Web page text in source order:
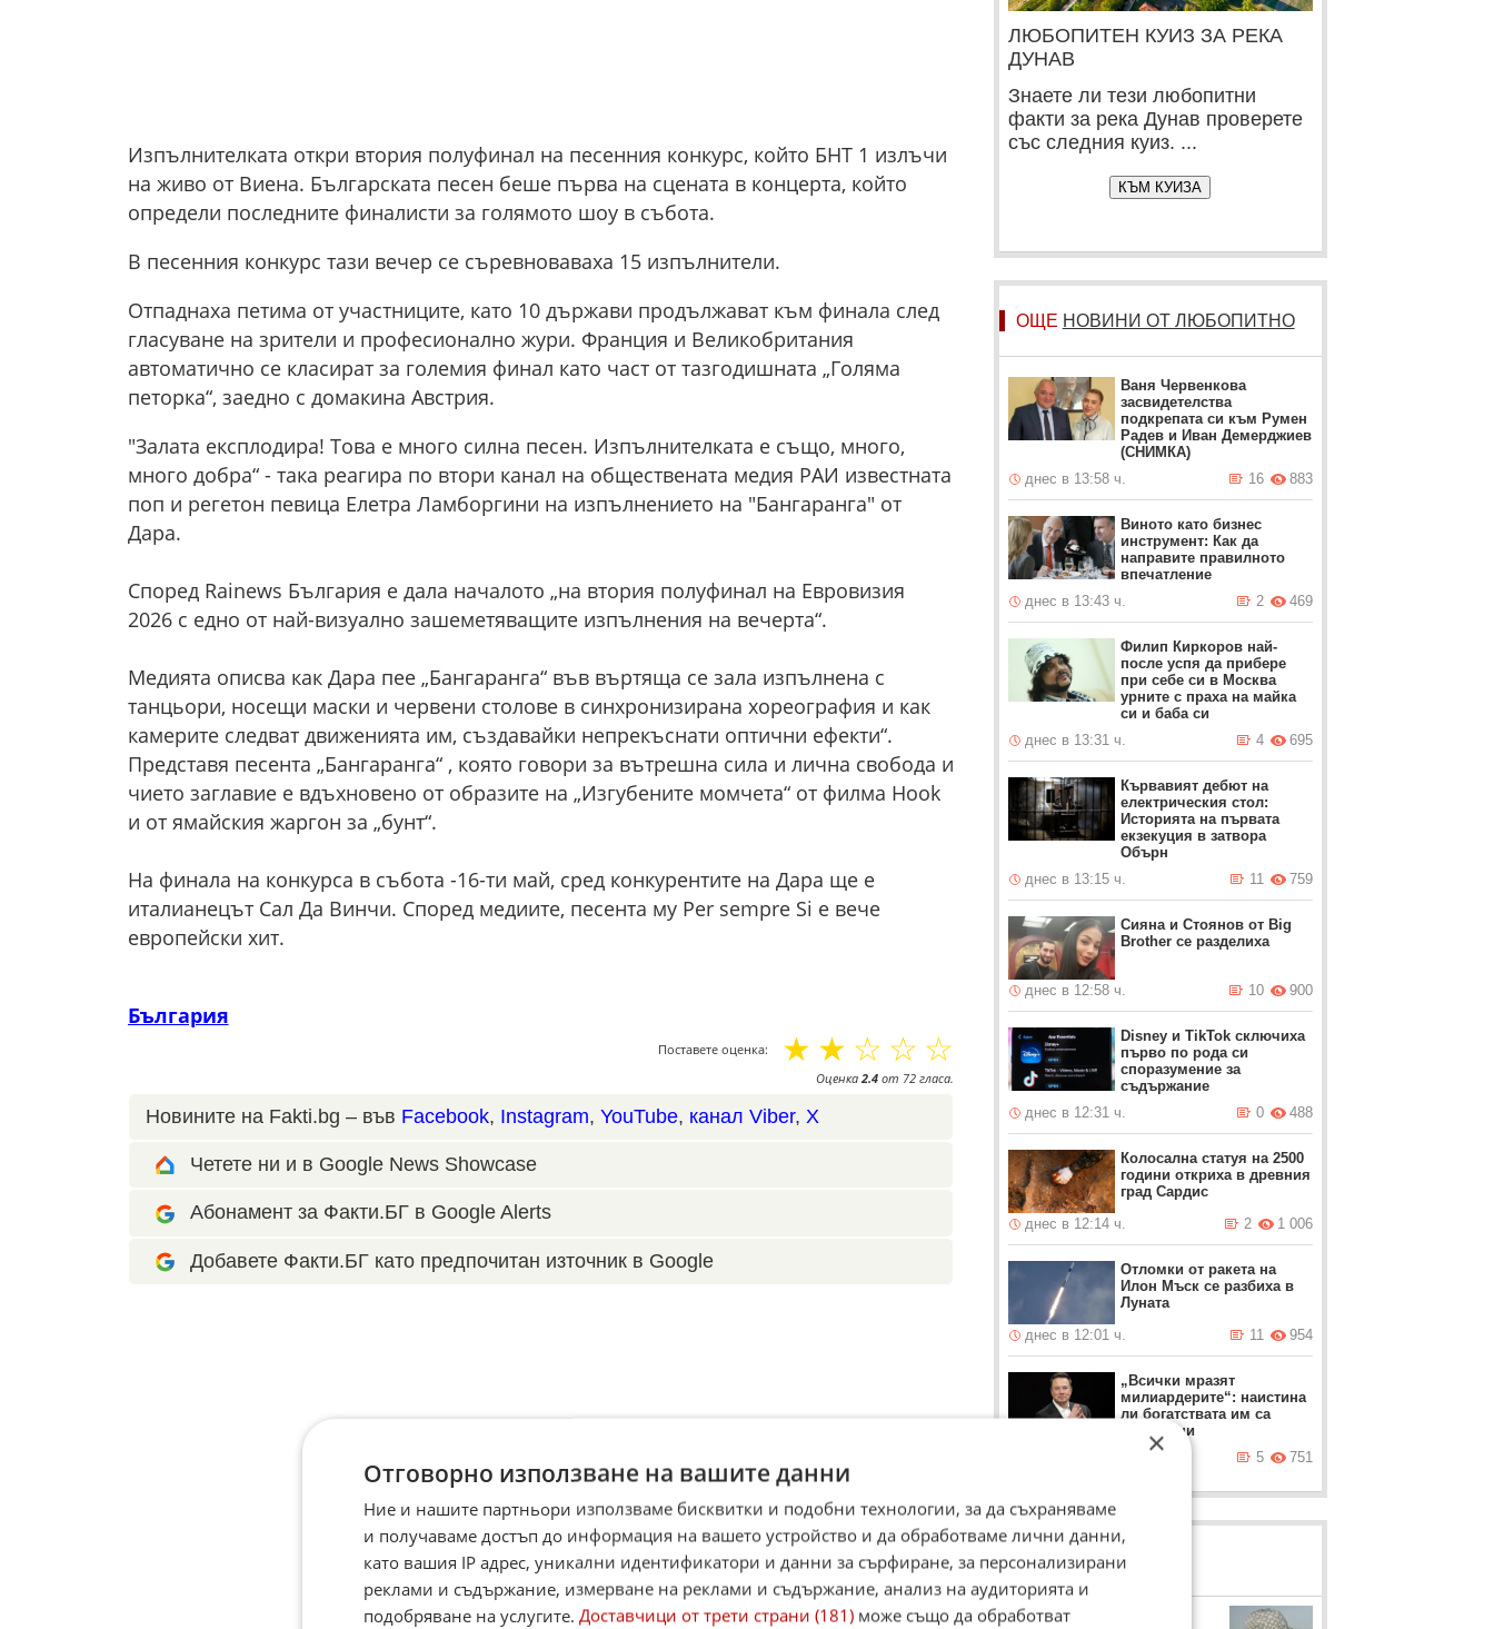
Изпълнителката откри втория полуфинал на песенния конкурс, който БНТ 1 излъчи
на живо от Виена. Българската песен беше първа на сцената в концерта, който
определи последните финалисти за голямото шоу в събота.
В песенния конкурс тази вечер се съревноваваха 15 изпълнители.
Отпаднаха петима от участниците, като 10 държави продължават към финала след
гласуване на зрители и професионално жури. Франция и Великобритания
автоматично се класират за големия финал като част от тазгодишната „Голяма
петорка“, заедно с домакина Австрия.
"Залата експлодира! Това е много силна песен. Изпълнителката е също, много,
много добра“ - така реагира по втори канал на обществената медия РАИ известната
поп и регетон певица Елетра Ламборгини на изпълнението на "Бангаранга" от
Дара.
Според Rainews България е дала началото „на втория полуфинал на Евровизия
2026 с едно от най-визуално зашеметяващите изпълнения на вечерта“.
Медията описва как Дара пее „Бангаранга“ във въртяща се зала изпълнена с
танцьори, носещи маски и червени столове в синхронизирана хореография и как
камерите следват движенията им, създавайки непрекъснати оптични ефекти“.
Представя песента „Бангаранга“ , която говори за вътрешна сила и лична свобода и
чието заглавие е вдъхновено от образите на „Изгубените момчета“ от филма Hook
и от ямайския жаргон за „бунт“.
На финала на конкурса в събота -16-ти май, сред конкурентите на Дара ще е
италианецът Сал Да Винчи. Според медиите, песента му Per sempre Si е вече
европейски хит.
България
Поставете оценка: ☆
☆
☆
☆
☆
Оценка2.4от 72гласа.
Новините на Fakti.bg – във Facebook, Instagram, YouTube, канал Viber, X
Четете ни и в Google News Showcase
Абонамент за Факти.БГ в Google Alerts
Добавете Факти.БГ като предпочитан източник в Google
ЛЮБОПИТЕН КУИЗ ЗА РЕКА
ДУНАВ
Знаете ли тези любопитни
факти за река Дунав проверете
със следния куиз. ...
КЪМ КУИЗА
ОЩЕ НОВИНИ ОТ ЛЮБОПИТНО
Ваня Червенкова
засвидетелства
подкрепата си към Румен
Радев и Иван Демерджиев
(СНИМКА)
днес в 13:58 ч.
883
16
Виното като бизнес
инструмент: Как да
направите правилното
впечатление
днес в 13:43 ч.
469
2
Филип Киркоров най-
после успя да прибере
при себе си в Москва
урните с праха на майка
си и баба си
днес в 13:31 ч.
695
4
Кървавият дебют на
електрическия стол:
Историята на първата
екзекуция в затвора
Обърн
днес в 13:15 ч.
759
11
Сияна и Стоянов от Big
Brother се разделиха
днес в 12:58 ч. 900
10
Disney и TikTok сключиха
първо по рода си
споразумение за
съдържание
днес в 12:31 ч.
488
0
Колосална статуя на 2500
години откриха в древния
град Сардис
днес в 12:14 ч.
1 006
2
Отломки от ракета на
Илон Мъск се разбиха в
Луната
днес в 12:01 ч.
954
11
„Всички мразят
милиардерите“: наистина
ли богатствата им са
заслужени
751
5
ЛОВЦИ НА БИСЕРИ
Сузанита
×
Отговорно използване на вашите данни
Ние и нашите партньори използваме бисквитки и подобни технологии, за да съхраняваме
и получаваме достъп до информация на вашето устройство и да обработваме лични данни,
като вашия IP адрес, уникални идентификатори и данни за сърфиране, за персонализирани
реклами и съдържание, измерване на реклами и съдържание, анализ на аудиторията и
подобряване на услугите. Доставчици от трети страни (181) може също да обработват